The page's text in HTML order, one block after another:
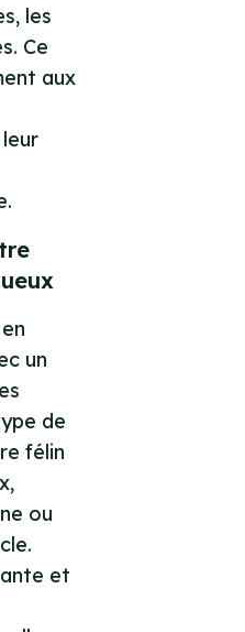
les
Ce
aux
un
de
félin
ou
et